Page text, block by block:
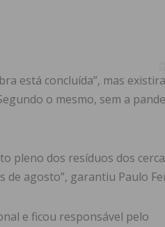
está concluída”, mas
o mesmo, sem a
pleno dos resíduos dos
de agosto”, garantiu Paulo
e ficou responsável pelo